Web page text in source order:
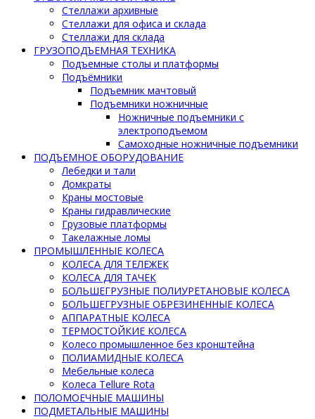
Стеллажи архивные
Стеллажи для офиса и склада
Стеллажи для склада
ГРУЗОПОДЪЕМНАЯ ТЕХНИКА
Подъемные столы и платформы
Подъёмники
Подъемник мачтовый
Подъемники ножничные
Ножничные подъемники с
электроподъемом
Самоходные ножничные подъемники
ПОДЪЕМНОЕ ОБОРУДОВАНИЕ
Лебедки и тали
Домкраты
Краны мостовые
Краны гидравлические
Грузовые платформы
Такелажные ломы
ПРОМЫШЛЕННЫЕ КОЛЕСА
КОЛЕСА ДЛЯ ТЕЛЕЖЕК
КОЛЕСА ДЛЯ ТАЧЕК
БОЛЬШЕГРУЗНЫЕ ПОЛИУРЕТАНОВЫЕ КОЛЕСА
БОЛЬШЕГРУЗНЫЕ ОБРЕЗИНЕННЫЕ КОЛЕСА
АППАРАТНЫЕ КОЛЕСА
ТЕРМОСТОЙКИЕ КОЛЕСА
Колесо промышленное без кронштейна
ПОЛИАМИДНЫЕ КОЛЕСА
Мебельные колеса
Колеса Tellure Rota
ПОЛОМОЕЧНЫЕ МАШИНЫ
ПОДМЕТАЛЬНЫЕ МАШИНЫ